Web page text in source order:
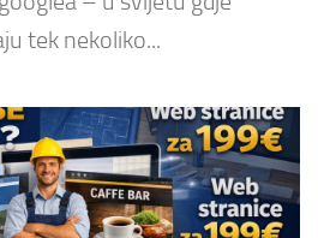
tek nekoliko...